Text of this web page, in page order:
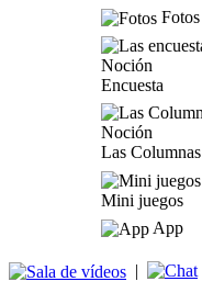
Fotos
Encuesta
Las Columnas
Mini juegos
App
|